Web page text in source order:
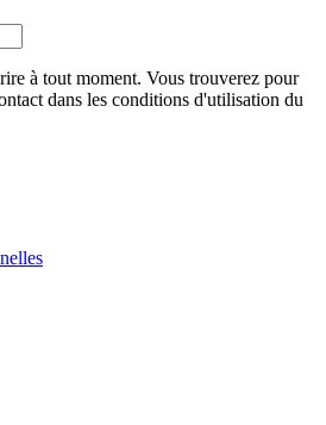
à tout moment. Vous trouverez pour
dans les conditions d'utilisation du